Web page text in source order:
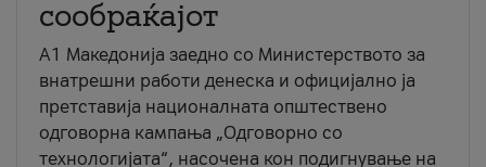
сообраќајот
A1 Македонија заедно со Министерството за
внатрешни работи денеска и официјално ја
претставија националната општествено
одговорна кампања „Одговорно со
технологијата“, насочена кон подигнување на